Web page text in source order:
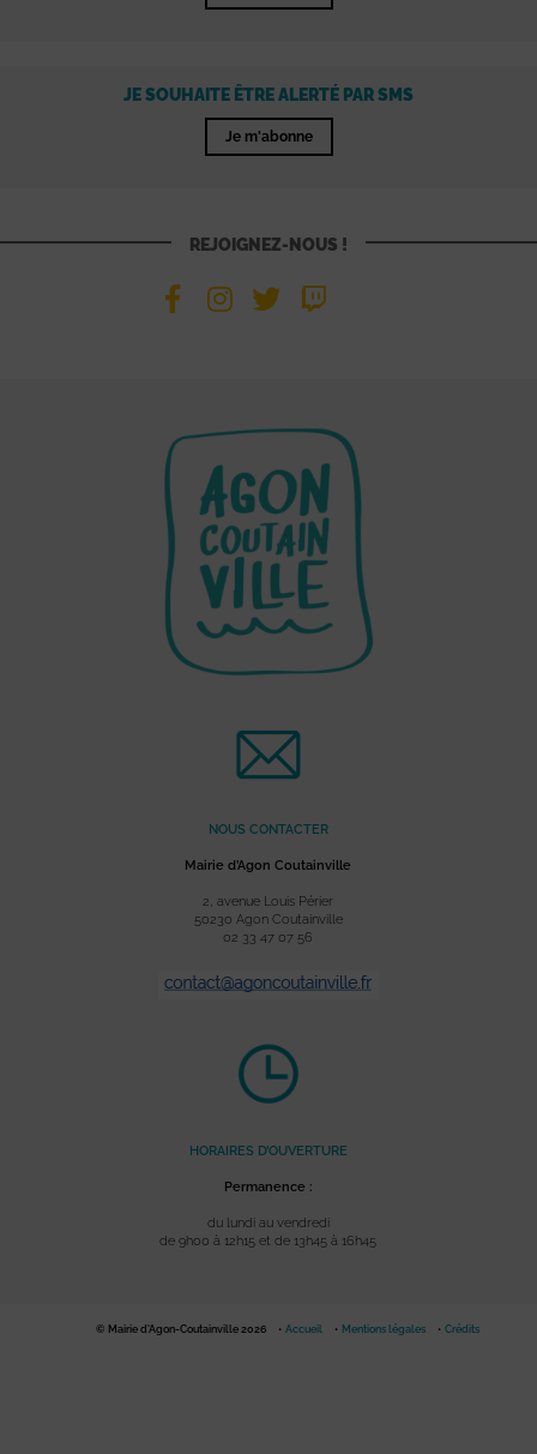
JE SOUHAITE ÊTRE ALERTÉ PAR SMS
Je m'abonne
REJOIGNEZ-NOUS !
NOUS CONTACTER
Mairie d’Agon Coutainville
2, avenue Louis Périer
50230 Agon Coutainville
02 33 47 07 56
HORAIRES D’OUVERTURE
Permanence :
du lundi au vendredi
de 9h00 à 12h15 et de 13h45 à 16h45
© Mairie d'Agon-Coutainville 2026 Accueil Mentions légales Crédits